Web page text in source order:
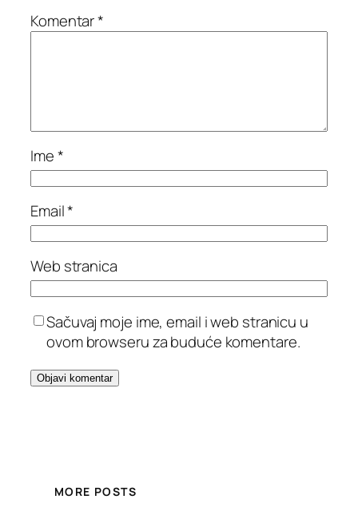
Komentar*
Ime*
Email*
Web stranica
Sačuvaj moje ime, email i web stranicu u
ovom browseru za buduće komentare.
MORE POSTS